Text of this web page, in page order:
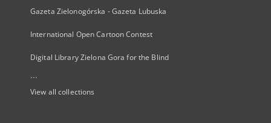
Gazeta Zielonogórska - Gazeta Lubuska
International Open Cartoon Contest
Digital Library Zielona Gora for the Blind
...
View all collections